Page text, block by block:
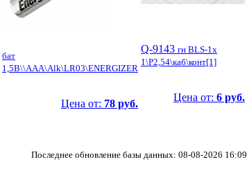
бат
1,5В\\AAA\Alk\LR03\ENERGIZER
Цена от: 78 руб.
Q-9143 гн BLS-1x
1\P2,54\каб\конт[1]
Цена от: 6 руб.
Последнее обновление базы данных: 08-08-2026 16:09